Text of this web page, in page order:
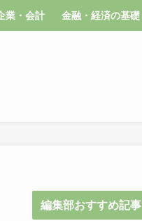
業・会計 金融・経済の基礎
編集部おすすめ記事